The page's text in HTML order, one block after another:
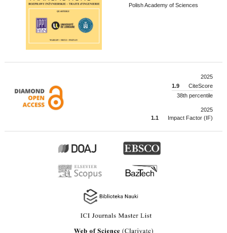
Polish Academy of Sciences
2025
1.9
CiteScore
38th percentile
2025
1.1
Impact Factor (IF)